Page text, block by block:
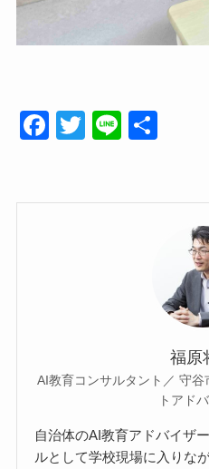
F
e
T
er
Li
福原
AI教育コンサルタント／ 守
トアド
自治体のAI教育アドバイザ
ルとして学校現場に入りな